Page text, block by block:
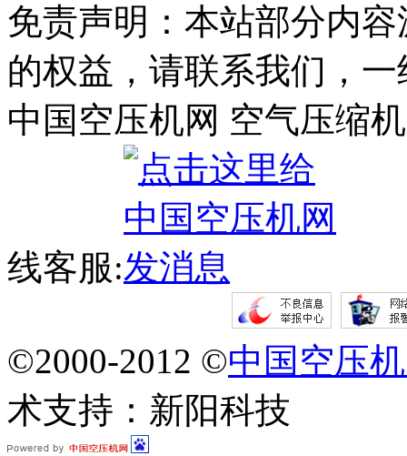
免责声明：本站部分内
的权益，请联系我们，
中国空压机网 空气压缩
线客服:
©2000-2012 ©中国空压
术支持：新阳科技